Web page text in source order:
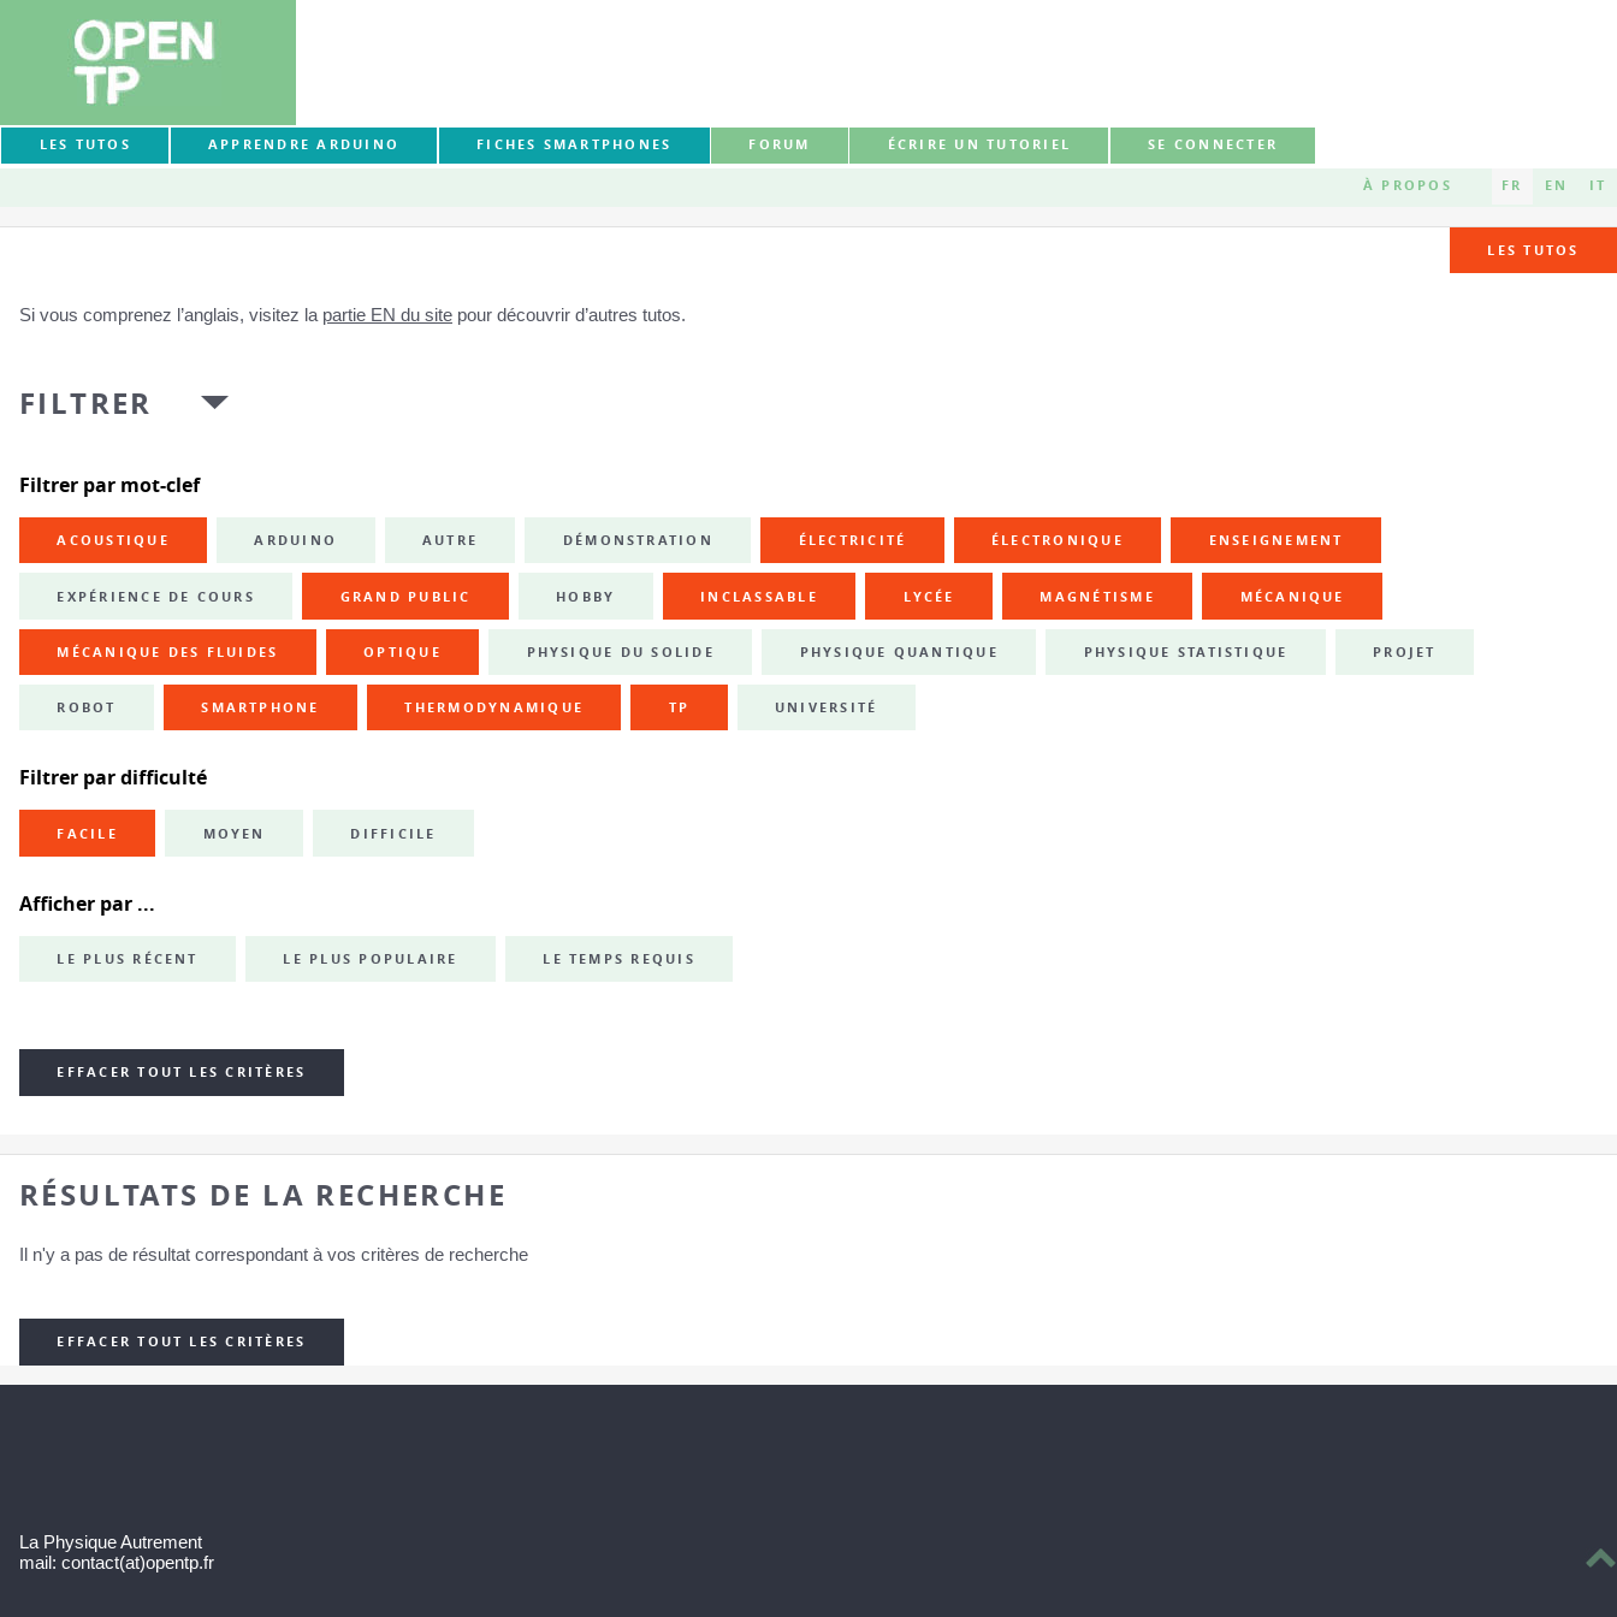
LES TUTOS APPRENDRE ARDUINO FICHES SMARTPHONES FORUM ÉCRIRE UN TUTORIEL SE CONNECTER
À PROPOS FR EN IT
LES TUTOS
Si vous comprenez l’anglais, visitez la partie EN du site pour découvrir d’autres tutos.
FILTRER
Filtrer par mot-clef
ACOUSTIQUE ARDUINO AUTRE DÉMONSTRATION ÉLECTRICITÉ ÉLECTRONIQUE ENSEIGNEMENT
EXPÉRIENCE DE COURS GRAND PUBLIC HOBBY INCLASSABLE LYCÉE MAGNÉTISME MÉCANIQUE
MÉCANIQUE DES FLUIDES OPTIQUE PHYSIQUE DU SOLIDE PHYSIQUE QUANTIQUE PHYSIQUE STATISTIQUE PROJET
ROBOT SMARTPHONE THERMODYNAMIQUE TP UNIVERSITÉ
Filtrer par difficulté
FACILE MOYEN DIFFICILE
Afficher par ...
LE PLUS RÉCENT LE PLUS POPULAIRE LE TEMPS REQUIS
EFFACER TOUT LES CRITÈRES
RÉSULTATS DE LA RECHERCHE
Il n'y a pas de résultat correspondant à vos critères de recherche
EFFACER TOUT LES CRITÈRES
La Physique Autrement
mail: contact(at)opentp.fr